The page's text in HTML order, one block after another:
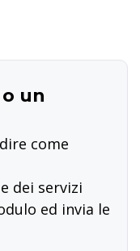
un
come
dei servizi
ed invia le